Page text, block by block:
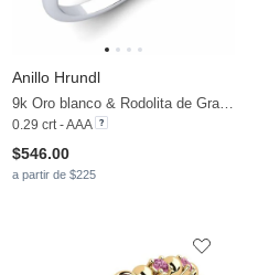
Anillo Hrundl
9k Oro blanco & Rodolita de Granito & Moissanita
0.29 crt - AAA
$546.00
a partir de $225